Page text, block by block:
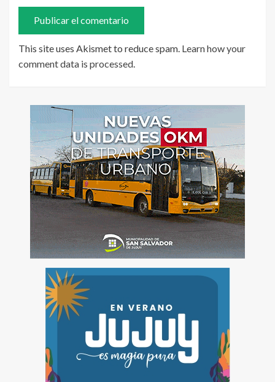
This site uses Akismet to reduce spam. Learn how your
comment data is processed.